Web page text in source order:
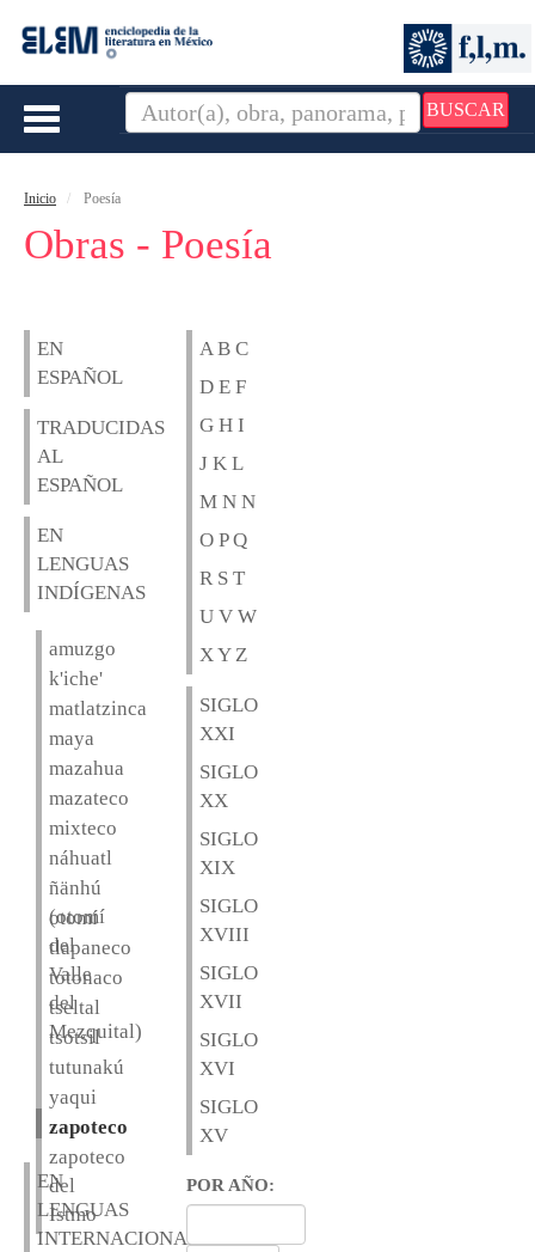
BUSCAR
Toggle
Inicio Poesía
Obras - Poesía
EN
ESPAÑOL
TRADUCIDAS
AL
ESPAÑOL
EN
LENGUAS
INDÍGENAS
amuzgo
k'iche'
matlatzinca
maya
mazahua
mazateco
mixteco
náhuatl
ñänhú
(otomí
del
Valle
del
Mezquital)
otomí
tlapaneco
totonaco
tseltal
tsotsil
tutunakú
yaqui
zapoteco
zapoteco
del
Istmo
EN
LENGUAS
INTERNACIONALES
A B C
D E F
G H I
J K L
M N N
O P Q
R S T
U V W
X Y Z
SIGLO
XXI
SIGLO
XX
SIGLO
XIX
SIGLO
XVIII
SIGLO
XVII
SIGLO
XVI
SIGLO
XV
POR AÑO: